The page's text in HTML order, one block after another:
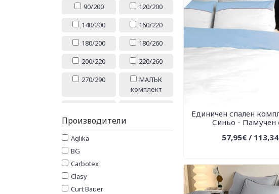
90/200
120/200
140/200
160/220
180/200
180/260
200/220
220/260
270/290
МАЛЪК
комплект
комплект
МАКСИ
комплект
МАЛЪК
комплект и
завивка
Производители
Aglika
BG
Carbotex
Clasy
Curt Bauer
Единичен спален
Синьо - Памучен
57,95€ /